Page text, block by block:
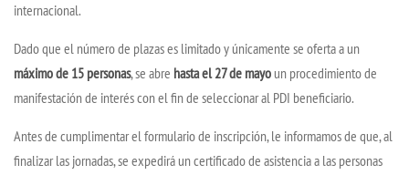
internacional.
Dado que el número de plazas es limitado y únicamente se oferta a un
máximo de 15 personas, se abre hasta el 27 de mayoun procedimiento de
manifestación de interés con el fin de seleccionar al PDI beneficiario.
Antes de cumplimentar el formulario de inscripción, le informamos de que, al
finalizar las jornadas, se expedirá un certificado de asistencia a las personas